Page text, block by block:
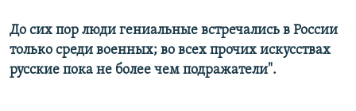
До сих пор люди гениальные встречались в России
только среди военных; во всех прочих искусствах
русские пока не более чем подражатели".